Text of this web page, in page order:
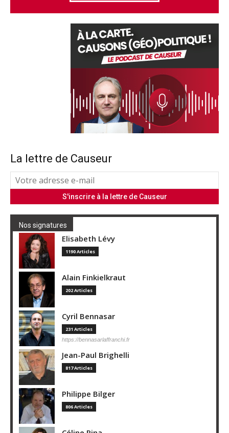
La lettre de Causeur
Nos signatures
Elisabeth Lévy
1190 Articles
Alain Finkielkraut
202 Articles
Cyril Bennasar
231 Articles
https://bennasarlaffranchi.fr
Jean-Paul Brighelli
817 Articles
Philippe Bilger
806 Articles